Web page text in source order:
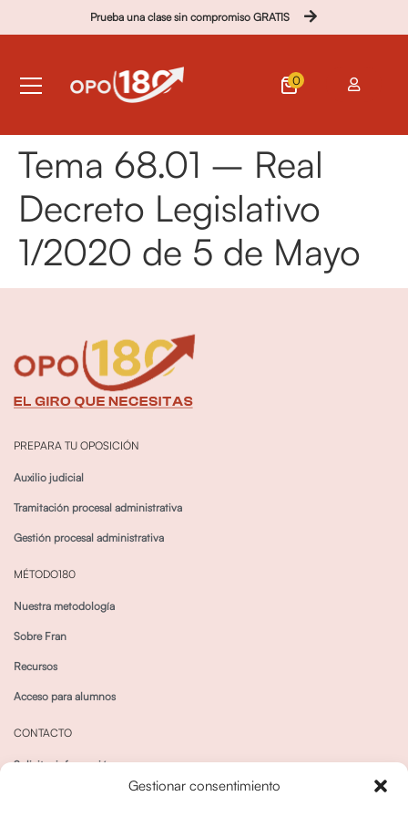
Gestionar consentimiento
Prueba una clase sin compromiso GRATIS
0
Tema 68.01 – Real
Decreto Legislativo
1/2020 de 5 de Mayo
PREPARA TU OPOSICIÓN
Auxilio judicial
Tramitación procesal administrativa
Gestión procesal administrativa
MÉTODO180
Nuestra metodología
Sobre Fran
Recursos
Acceso para alumnos
CONTACTO
Solicitar información